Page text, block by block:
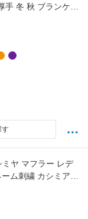
手 冬 秋 ブランケッ
白 黒 赤 ピンク 結
日 敬老の日 誕生
す
ミヤ マフラー レデ
ム刺繍 カシミア
ラー 厚手 無地 シ
ブランド クリスマ